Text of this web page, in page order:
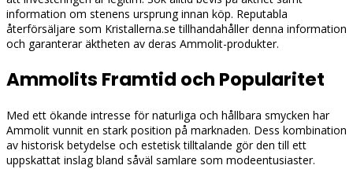
information om stenens ursprung innan köp. Reputabla
återförsäljare som Kristallerna.se tillhandahåller denna information
och garanterar äktheten av deras Ammolit-produkter.
Ammolits Framtid och Popularitet
Med ett ökande intresse för naturliga och hållbara smycken har
Ammolit vunnit en stark position på marknaden. Dess kombination
av historisk betydelse och estetisk tilltalande gör den till ett
uppskattat inslag bland såväl samlare som modeentusiaster.